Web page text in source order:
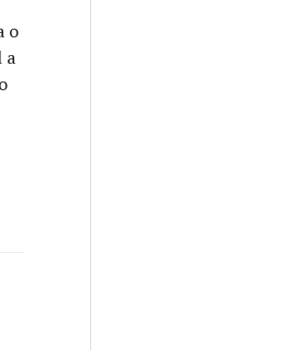
o
a
«Anguished Demon